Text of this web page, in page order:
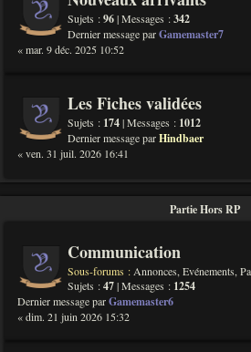
Sujets :96| Messages :342
Dernier message parGamemaster7
« mar. 9 déc. 2025 10:52
Les Fiches validées
Sujets : 174| Messages : 1012
Dernier message parHindbaer
« ven. 31 juil. 2026 16:41
Partie Hors RP
Communication
Sous-forums : Annonces, Evénements,
Sujets :47| Messages : 1254
Dernier message parGamemaster6
« dim. 21 juin 2026 15:32